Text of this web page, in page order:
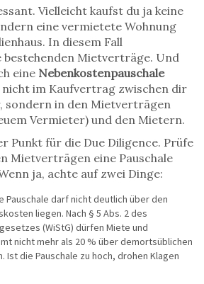
Vielleicht kaufst du ja keine
eine vermietete Wohnung
In diesem Fall
bestehenden Mietverträge. Und
eine Nebenkostenpauschale
im Kaufvertrag zwischen dir
sondern in den Mietverträgen
Vermieter) und den Mietern.
Punkt für die Due Diligence. Prüfe
Mietverträgen eine Pauschale
ja, achte auf zwei Dinge:
Pauschale darf nicht deutlich über den
liegen. Nach § 5 Abs. 2 des
(WiStG) dürfen Miete und
nicht mehr als 20 % über demortsüblichen
Ist die Pauschale zu hoch, drohen Klagen